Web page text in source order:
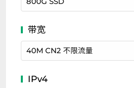
40M CN2 不限流量